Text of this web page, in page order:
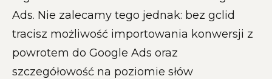
Ads. Nie zalecamy tego jednak: bez gclid
tracisz możliwość importowania konwersji z
powrotem do Google Ads oraz
szczegółowość na poziomie słów